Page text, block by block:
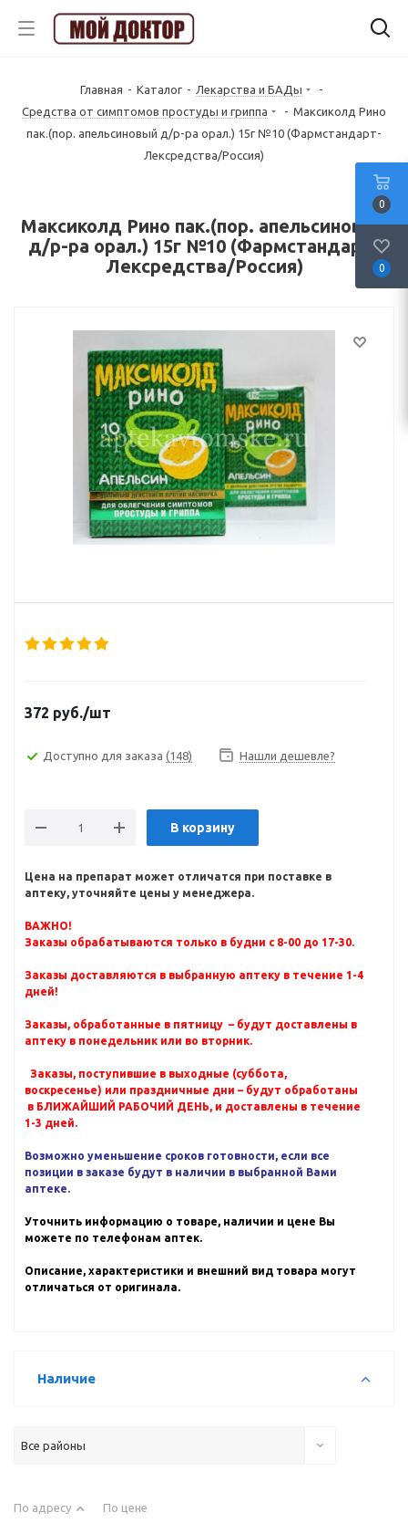
Главная - Каталог - Лекарства и БАДы
-
Средства от симптомов простуды и гриппа
- Максиколд Рино
пак.(пор. апельсиновый д/р-ра орал.) 15г №10 (Фармстандарт-
Лексредства/Россия)
Максиколд Рино пак.(пор. апельсиновый
д/р-ра орал.) 15г №10 (Фармстандарт-
Лексредства/Россия)
372 руб./шт
Доступно для заказа (148) Нашли дешевле?
В корзину
Цена на препарат может отличатся при поставке в
аптеку, уточняйте цены у менеджера.
ВАЖНО!
Заказы обрабатываются только в будни с 8-00 до 17-30.
Заказы доставляются в выбранную аптеку в течение 1-4
дней!
Заказы, обработанные в пятницу – будут доставлены в
аптеку в понедельник или во вторник.
Заказы, поступившие в выходные (суббота,
воскресенье) или праздничные дни – будут обработаны
в БЛИЖАЙШИЙ РАБОЧИЙ ДЕНЬ, и доставлены в течение
1-3 дней.
Возможно уменьшение сроков готовности, если все
позиции в заказе будут в наличии в выбранной Вами
аптеке.
Уточнить информацию о товаре, наличии и цене Вы
можете по телефонам аптек.
Описание, характеристики и внешний вид товара могут
отличаться от оригинала.
Наличие
Все районы
По адресу По цене
0
0